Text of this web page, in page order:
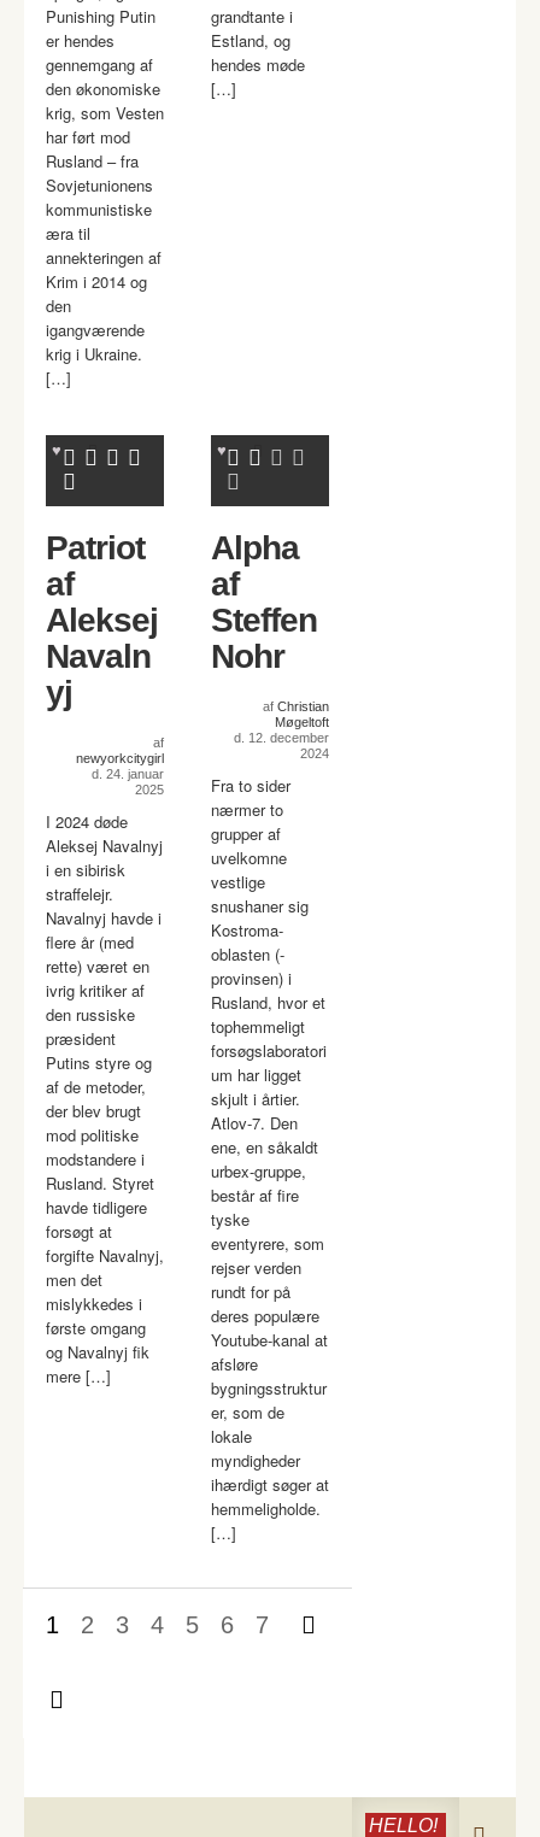
Punishing Putin
er hendes
gennemgang af
den økonomiske
krig, som Vesten
har ført mod
Rusland – fra
Sovjetunionens
kommunistiske
æra til
annekteringen af
Krim i 2014 og
den
igangværende
krig i Ukraine.
[…]
grandtante i
Estland, og
hendes møde
[…]
Patriot
af
Aleksej
Navaln
yj
af
newyorkcitygirl
d. 24. januar
2025
I 2024 døde
Aleksej Navalnyj
i en sibirisk
straffelejr.
Navalnyj havde i
flere år (med
rette) været en
ivrig kritiker af
den russiske
præsident
Putins styre og
af de metoder,
der blev brugt
mod politiske
modstandere i
Rusland. Styret
havde tidligere
forsøgt at
forgifte Navalnyj,
men det
mislykkedes i
første omgang
og Navalnyj fik
mere […]
Alpha
af
Steffen
Nohr
af Christian
Møgeltoft
d. 12. december
2024
Fra to sider
nærmer to
grupper af
uvelkomne
vestlige
snushaner sig
Kostroma-
oblasten (-
provinsen) i
Rusland, hvor et
tophemmeligt
forsøgslaboratori
um har ligget
skjult i årtier.
Atlov-7. Den
ene, en såkaldt
urbex-gruppe,
består af fire
tyske
eventyrere, som
rejser verden
rundt for på
deres populære
Youtube-kanal at
afsløre
bygningsstruktur
er, som de
lokale
myndigheder
ihærdigt søger at
hemmeligholde.
[…]
1 2 3 4 5 6 7
HELLO!